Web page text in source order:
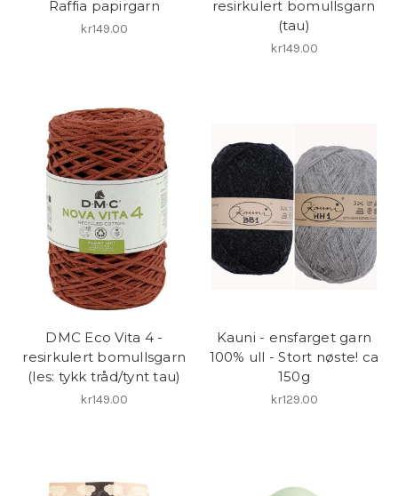
Raffia papirgarn
kr149.00
resirkulert bomullsgarn
(tau)
kr149.00
DMC Eco Vita 4 -
resirkulert bomullsgarn
(les: tykk tråd/tynt tau)
kr149.00
Kauni - ensfarget garn
100% ull - Stort nøste! ca
150g
kr129.00